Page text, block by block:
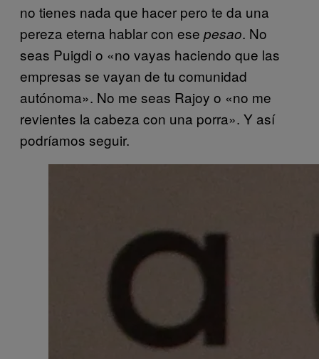
no tienes nada que hacer pero te da una
pereza eterna hablar con ese pesao. No
seas Puigdi o «no vayas haciendo que las
empresas se vayan de tu comunidad
autónoma». No me seas Rajoy o «no me
revientes la cabeza con una porra». Y así
podríamos seguir.